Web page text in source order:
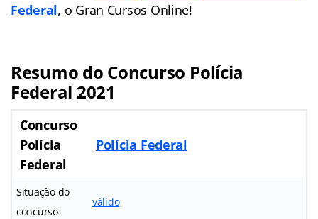
Federal, o Gran Cursos Online!
Resumo do Concurso Polícia
Federal 2021
Concurso
Polícia
Federal
Polícia Federal
Situação do
concurso
válido